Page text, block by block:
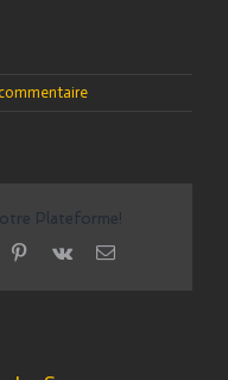
Plateforme!
pinterest
vk Email